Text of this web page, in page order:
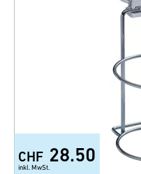
CHF 28.50
inkl. MwSt.